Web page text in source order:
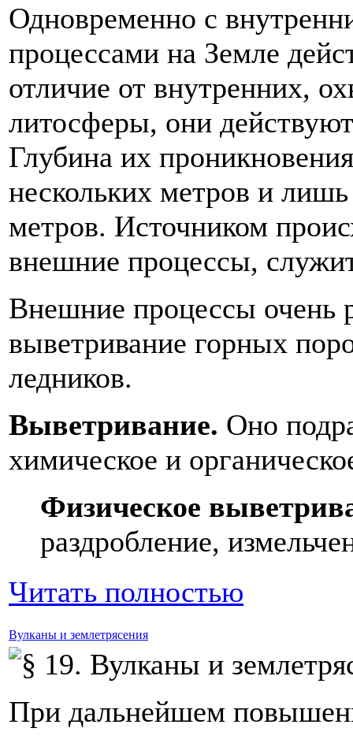
Одновременно с
процессами на Земле
отличие от внутренних,
литосферы, они
Глубина их
нескольких метров и
метров. Источником
внешние процессы,
Внешние процессы очень
выветривание горных
ледников.
Выветривание. Оно
химическое и
Физическое
раздробление,
Читать полностью
Вулканы и землетрясения
При дальнейшем